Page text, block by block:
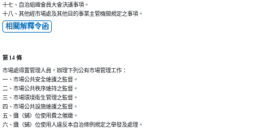
十七、自治組織會員大會決議事項。
十八、其他經市場處及其他目的事業主管機關規定之事項。
相關解釋令函
第 14 條
市場處得置管理人員，辦理下列公有市場管理工作：
一、市場公共安全維護之監督。
二、市場公共秩序維持之監督。
三、市場環境衛生管理之監督。
四、市場公共設施維護之監督。
五、攤（鋪）位使用費之催繳。
六、攤（鋪）位使用人違反本自治條例規定之舉發及處理。